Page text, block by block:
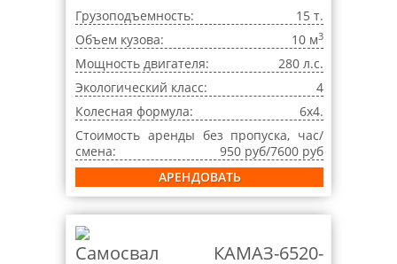
Грузоподъемность:
15 т.
Объем кузова:
10 м3
Мощность двигателя:
280 л.с.
Экологический класс:
4
Колесная формула:
6x4.
Стоимость аренды без пропуска, час/
смена:
950 руб/7600 руб
АРЕНДОВАТЬ
Самосвал КАМАЗ-6520-